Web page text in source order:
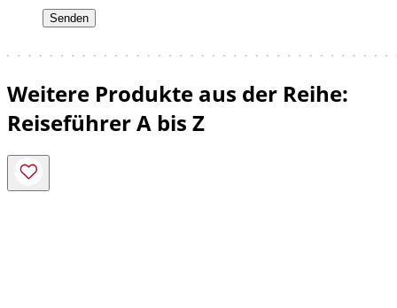
Weitere Produkte aus der Reihe:
Reiseführer A bis Z